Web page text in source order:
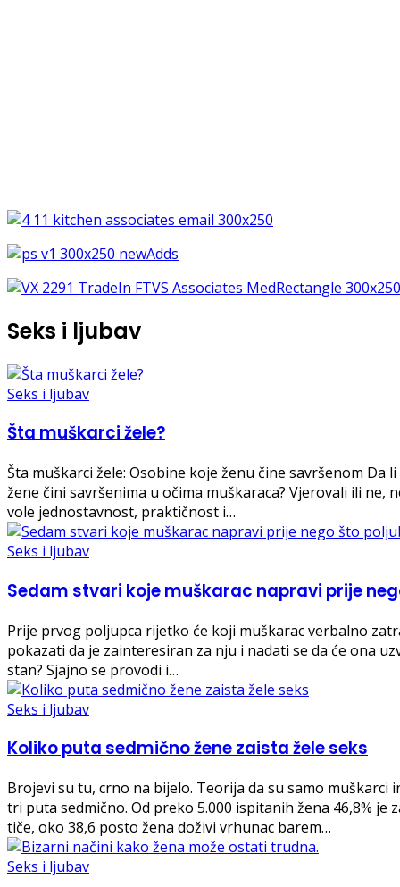
Seks i ljubav
Seks i ljubav
Šta muškarci žele?
Šta muškarci žele: Osobine koje ženu čine savršenom
žene čini savršenima u očima muškaraca? Vjerovali ili
vole jednostavnost, praktičnost i…
Seks i ljubav
Sedam stvari koje muškarac napravi prije
Prije prvog poljupca rijetko će koji muškarac verbalno
pokazati da je zainteresiran za nju i nadati se da će ona
stan? Sjajno se provodi i…
Seks i ljubav
Koliko puta sedmično žene zaista žele seks
Brojevi su tu, crno na bijelo. Teorija da su samo
tri puta sedmično. Od preko 5.000 ispitanih žena 46,8% je
tiče, oko 38,6 posto žena doživi vrhunac barem…
Seks i ljubav